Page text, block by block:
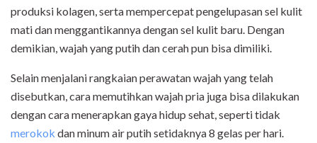
produksi kolagen, serta mempercepat pengelupasan sel kulit
mati dan menggantikannya dengan sel kulit baru. Dengan
demikian, wajah yang putih dan cerah pun bisa dimiliki.
Selain menjalani rangkaian perawatan wajah yang telah
disebutkan, cara memutihkan wajah pria juga bisa dilakukan
dengan cara menerapkan gaya hidup sehat, seperti tidak
merokok dan minum air putih setidaknya 8 gelas per hari.